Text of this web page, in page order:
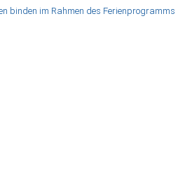
binden im Rahmen des Ferienprogramms